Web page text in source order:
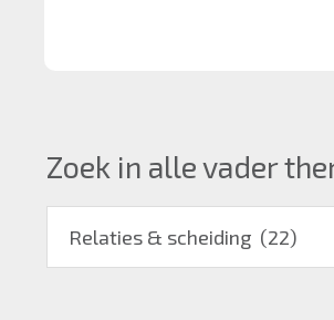
Zoek in alle vader